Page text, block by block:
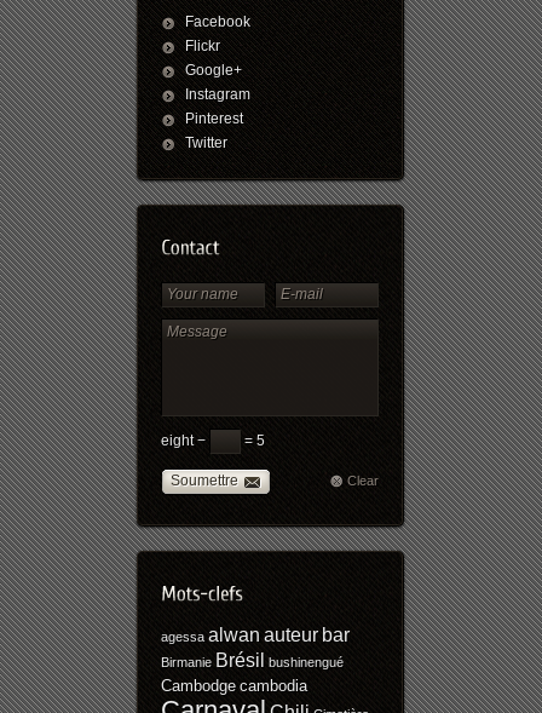
Facebook
Flickr
Google+
Instagram
Pinterest
Twitter
eight − = 5
Soumettre Clear
agessa alwan auteur bar
Birmanie Brésil bushinengué
Cambodge cambodia